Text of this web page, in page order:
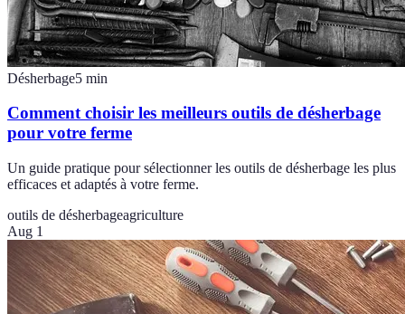
Désherbage5 min
Comment choisir les meilleurs outils de désherbage
pour votre ferme
Un guide pratique pour sélectionner les outils de désherbage les plus
efficaces et adaptés à votre ferme.
outils de désherbageagriculture
Aug 1